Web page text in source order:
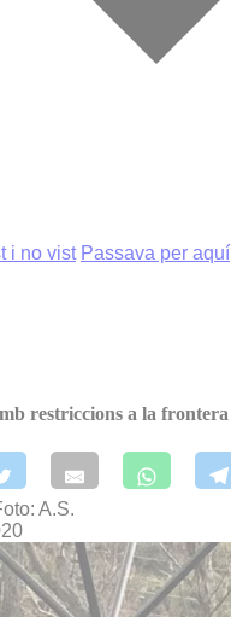
i no vist Passava per aquí
restriccions a la frontera
A.S.